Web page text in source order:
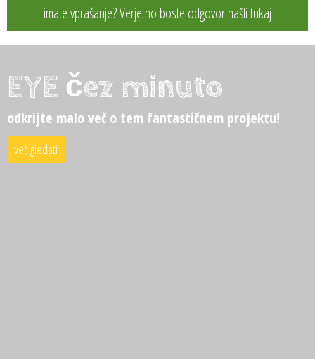
imate vprašanje? Verjetno boste odgovor našli tukaj
EYE čez minuto
odkrijte malo več o tem fantastičnem projektu!
več gledati